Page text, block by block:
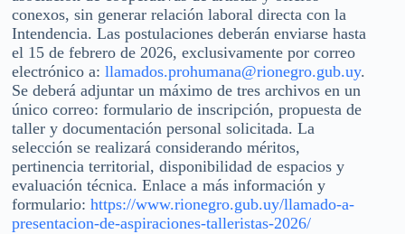
conexos, sin generar relación laboral directa con la
Intendencia. Las postulaciones deberán enviarse hasta
el 15 de febrero de 2026, exclusivamente por correo
electrónico a: llamados.prohumana@rionegro.gub.uy.
Se deberá adjuntar un máximo de tres archivos en un
único correo: formulario de inscripción, propuesta de
taller y documentación personal solicitada. La
selección se realizará considerando méritos,
pertinencia territorial, disponibilidad de espacios y
evaluación técnica. Enlace a más información y
formulario: https://www.rionegro.gub.uy/llamado-a-
presentacion-de-aspiraciones-talleristas-2026/